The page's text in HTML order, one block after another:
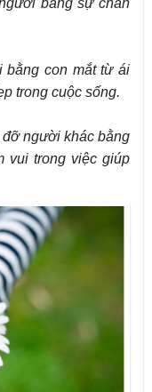
bằng con mắt từ ái
trong cuộc sống.
đỡ người khácbằng
vui trong việc giúp